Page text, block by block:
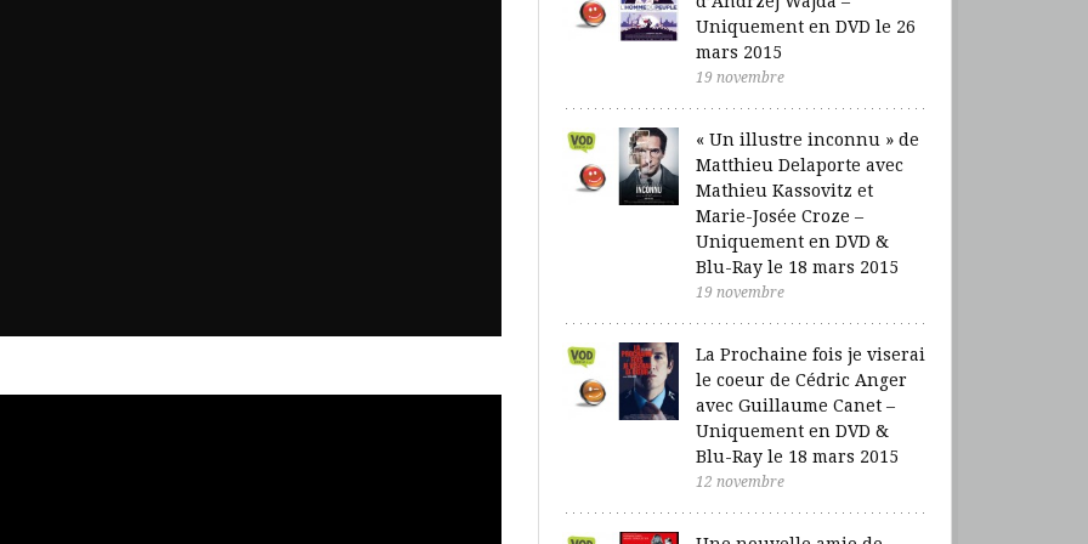
Uniquement en DVD le 26
mars 2015
19 novembre
« Un illustre inconnu » de
Matthieu Delaporte avec
Mathieu Kassovitz et
Marie-Josée Croze –
Uniquement en DVD &
Blu-Ray le 18 mars 2015
19 novembre
La Prochaine fois je viserai
le coeur de Cédric Anger
avec Guillaume Canet –
Uniquement en DVD &
Blu-Ray le 18 mars 2015
12 novembre